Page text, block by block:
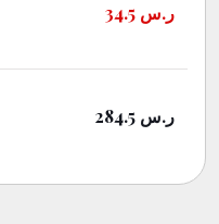
34.5 ر.س
284.5 ر.س